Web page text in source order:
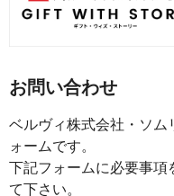
お問い合わせ
ベルヴィ株式会社・ソム
ォームです。
下記フォームに必要事項
て下さい。